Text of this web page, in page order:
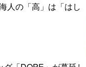
人の「高」は「はし